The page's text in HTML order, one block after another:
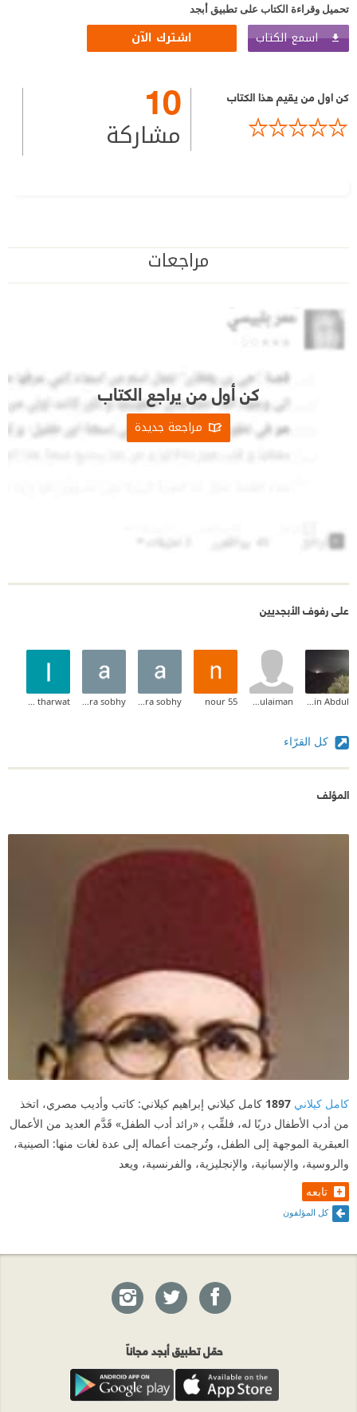
تحميل وقراءة الكتاب على تطبيق أبجد
اسمع الكتاب اشترك الآن
كن اول من يقيم هذا الكتاب 10
مشاركة
مراجعات
كن أول من يراجع الكتاب
مراجعة جديدة
على رفوف الأبجديين
nour 55
كل القرّاء
المؤلف
كامل كيلاني 1897 كامل كيلاني إبراهيم كيلاني: كاتب وأديب مصري، اتخذ
من أدب الأطفال دربًا له، فلقِّب ﺑ «رائد أدب الطفل» قَدَّم العديد من الأعمال
العبقرية الموجهة إلى الطفل، وتُرجمت أعماله إلى عدة لغات منها: الصينية،
والروسية، والإسبانية، والإنجليزية، والفرنسية، ويعد
تابعه
كل المؤلفون
حمّل تطبيق أبجد مجاناً